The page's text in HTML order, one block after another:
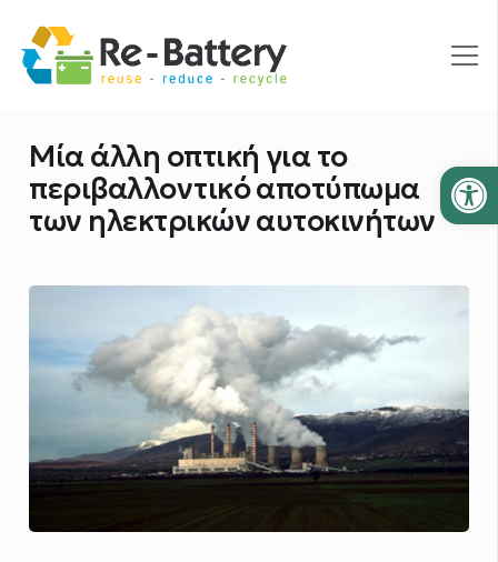
Μία άλλη οπτική για το
περιβαλλοντικό αποτύπωμα
των ηλεκτρικών αυτοκινήτων